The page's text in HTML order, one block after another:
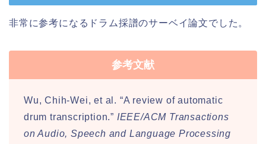
非常に参考になるドラム採譜のサーベイ論文でした。
参考文献
Wu, Chih-Wei, et al. “A review of automatic
drum transcription.” IEEE/ACM Transactions
on Audio, Speech and Language Processing